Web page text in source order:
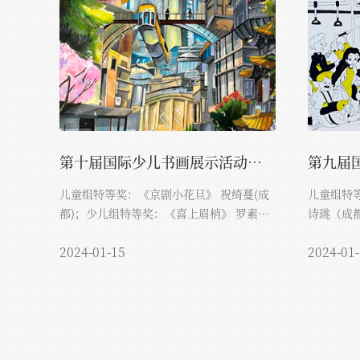
第十届国际少儿书画展示活动获奖...
儿童组特等奖：《京剧小花旦》 祝绮蔓(成
都)；少儿组特等奖：《喜上眉梢》 罗素玲
2024-01-15
儿童组特
诗珧（成
2024-